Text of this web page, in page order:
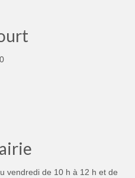
vendredi de 10 h à 12 h et de